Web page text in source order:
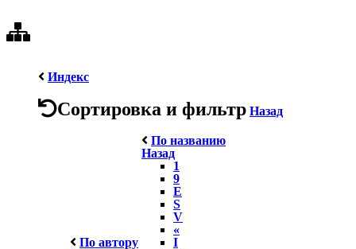
Индекс
Сортировка и фильтр Назад
По автору
По названию
Назад
1
9
E
S
V
«
І